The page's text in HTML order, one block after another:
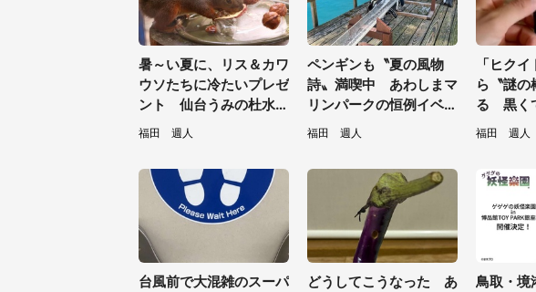
暑～い夏に、リス＆カワ
ウソたちに冷たいプレゼ
ント 仙台うみの杜水族
館の企画がやさしい【7
／31～8／23】
福田 週人
ペンギンも〝夏の風物
詩〟満喫中 あわしまマ
リンパークの恒例イベン
トに2.2万興奮「ずっと
見てたい」
福田 週人
「ヒク
ら〝謎の
る 黒く
は何？動
福田 週人
台風前で大混雑のスーパ
どうしてこうなった あ
鳥取・境